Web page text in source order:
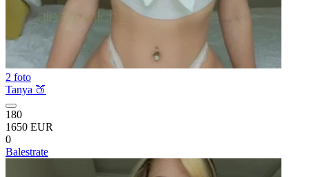
2 foto
Tanya 🍑
180
1650 EUR
0
Balestrate